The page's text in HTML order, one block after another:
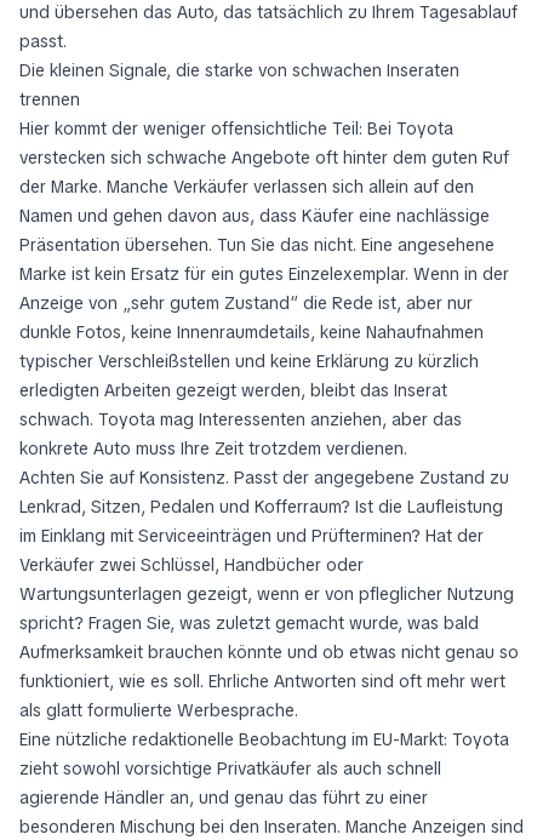
und übersehen das Auto, das tatsächlich zu Ihrem Tagesablauf
passt.
Die kleinen Signale, die starke von schwachen Inseraten
trennen
Hier kommt der weniger offensichtliche Teil: Bei Toyota
verstecken sich schwache Angebote oft hinter dem guten Ruf
der Marke. Manche Verkäufer verlassen sich allein auf den
Namen und gehen davon aus, dass Käufer eine nachlässige
Präsentation übersehen. Tun Sie das nicht. Eine angesehene
Marke ist kein Ersatz für ein gutes Einzelexemplar. Wenn in der
Anzeige von „sehr gutem Zustand“ die Rede ist, aber nur
dunkle Fotos, keine Innenraumdetails, keine Nahaufnahmen
typischer Verschleißstellen und keine Erklärung zu kürzlich
erledigten Arbeiten gezeigt werden, bleibt das Inserat
schwach. Toyota mag Interessenten anziehen, aber das
konkrete Auto muss Ihre Zeit trotzdem verdienen.
Achten Sie auf Konsistenz. Passt der angegebene Zustand zu
Lenkrad, Sitzen, Pedalen und Kofferraum? Ist die Laufleistung
im Einklang mit Serviceeinträgen und Prüfterminen? Hat der
Verkäufer zwei Schlüssel, Handbücher oder
Wartungsunterlagen gezeigt, wenn er von pfleglicher Nutzung
spricht? Fragen Sie, was zuletzt gemacht wurde, was bald
Aufmerksamkeit brauchen könnte und ob etwas nicht genau so
funktioniert, wie es soll. Ehrliche Antworten sind oft mehr wert
als glatt formulierte Werbesprache.
Eine nützliche redaktionelle Beobachtung im EU-Markt: Toyota
zieht sowohl vorsichtige Privatkäufer als auch schnell
agierende Händler an, und genau das führt zu einer
besonderen Mischung bei den Inseraten. Manche Anzeigen sind